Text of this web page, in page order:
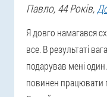
Павло, 44 Років,
Я довго намагався
все. В результаті
подарував мені
повинен працювати